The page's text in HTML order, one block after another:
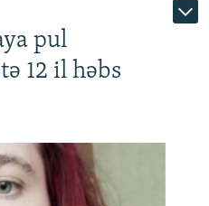
pul
12 il həbs